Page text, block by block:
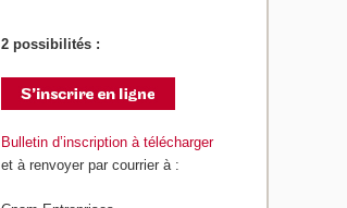
2 possibilités :
Bulletin d’inscription à télécharger
et à renvoyer par courrier à :